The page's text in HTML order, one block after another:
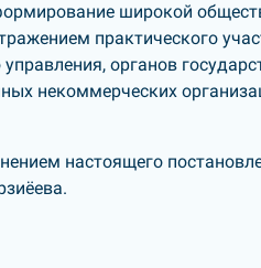
широкой
практического
управления, органов
некоммерческих
настоящего